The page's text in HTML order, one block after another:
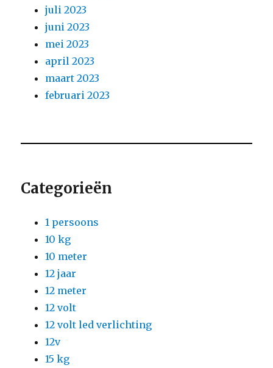
juli 2023
juni 2023
mei 2023
april 2023
maart 2023
februari 2023
Categorieën
1 persoons
10 kg
10 meter
12 jaar
12 meter
12 volt
12 volt led verlichting
12v
15 kg